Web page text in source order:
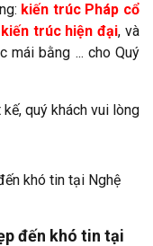
kiến trúc Pháp cổ
kiến trúc hiện đại, và
mái bằng ... cho Quý
quý khách vui lòng
đến khó tin tại